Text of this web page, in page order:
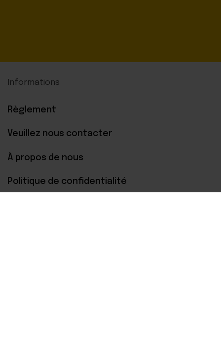
Informations
Règlement
Veuillez nous contacter
À propos de nous
Politique de confidentialité